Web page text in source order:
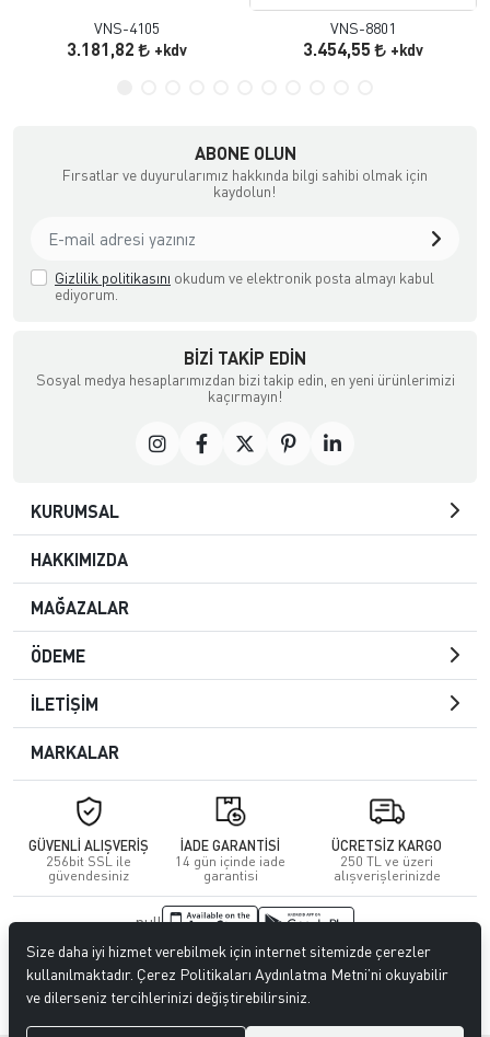
VNS-4105
3.181,82 +kdv
VNS-8801
3.454,55 +kdv
ABONE OLUN
Fırsatlar ve duyurularımız hakkında bilgi sahibi olmak için
kaydolun!
Gizlilik politikasını okudum ve elektronik posta almayı kabul
ediyorum.
BIZI TAKIP EDIN
Sosyal medya hesaplarımızdan bizi takip edin, en yeni ürünlerimizi
kaçırmayın!
KURUMSAL
HAKKIMIZDA
MAĞAZALAR
ÖDEME
İLETİŞİM
MARKALAR
GÜVENLİ ALIŞVERİŞ
256bit SSL ile
güvendesiniz
İADE GARANTİSİ
14 gün içinde iade
garantisi
ÜCRETSİZ KARGO
250 TL ve üzeri
alışverişlerinizde
null
© 2023CENGİZ DERİ. Tüm hakları saklıdır.
Size daha iyi hizmet verebilmek için internet sitemizde çerezler
kullanılmaktadır. Çerez Politikaları Aydınlatma Metni’ni okuyabilir
ve dilerseniz tercihlerinizi değiştirebilirsiniz.